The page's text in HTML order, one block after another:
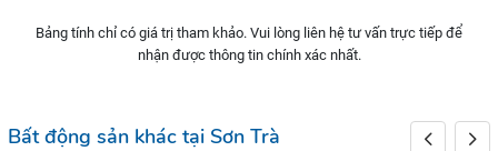
Bảng tính chỉ có giá trị tham khảo. Vui lòng liên hệ tư vấn trực tiếp để
nhận được thông tin chính xác nhất.
Bất động sản khác tại Sơn Trà